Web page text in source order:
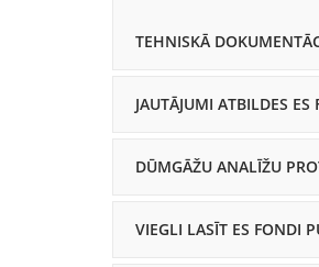
TEHNISKĀ
JAUTĀJUMI ATBILDES ES
DŪMGĀŽU ANALĪŽU
VIEGLI LASĪT ES FONDI